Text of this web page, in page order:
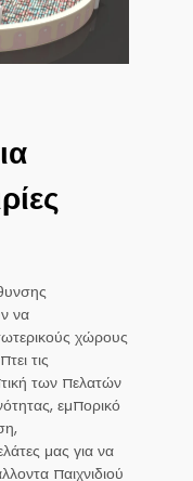
να
χώρους
τις
των πελατών
εμπορικό
μας για να
παιχνιδιού